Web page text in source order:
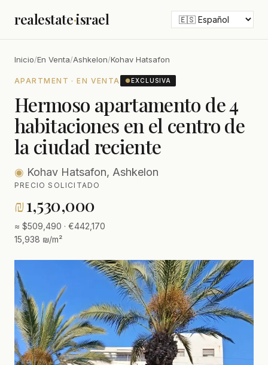
realestate·israel
Inicio/En Venta/Ashkelon/Kohav Hatsafon
APARTMENT · EN VENTA ●EXCLUSIVA
Hermoso apartamento de 4
habitaciones en el centro de
la ciudad reciente
◉ Kohav Hatsafon, Ashkelon
PRECIO SOLICITADO
₪1,530,000
≈ $509,490 · €442,170
15,938 ₪/m²